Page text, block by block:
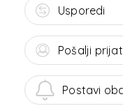
Usporedi
Pošalji
Postavi